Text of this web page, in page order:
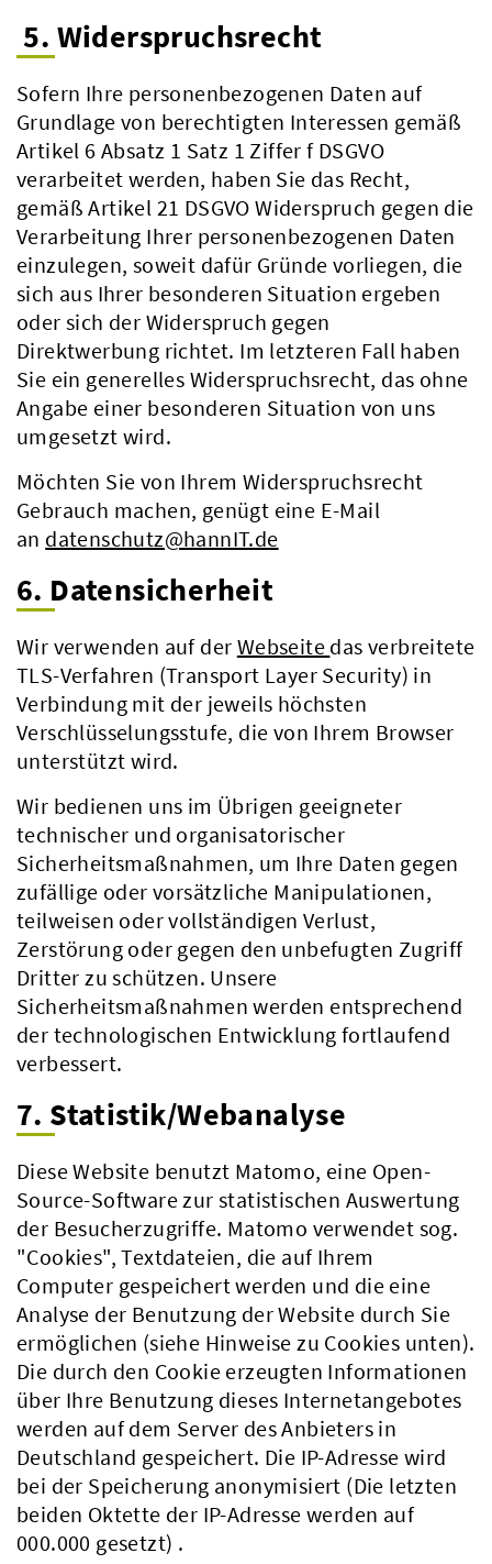
5. Widerspruchsrecht
Sofern Ihre personenbezogenen Daten auf
Grundlage von berechtigten Interessen gemäß
Artikel 6 Absatz 1 Satz 1 Ziffer f DSGVO
verarbeitet werden, haben Sie das Recht,
gemäß Artikel 21 DSGVO Widerspruch gegen die
Verarbeitung Ihrer personenbezogenen Daten
einzulegen, soweit dafür Gründe vorliegen, die
sich aus Ihrer besonderen Situation ergeben
oder sich der Widerspruch gegen
Direktwerbung richtet. Im letzteren Fall haben
Sie ein generelles Widerspruchsrecht, das ohne
Angabe einer besonderen Situation von uns
umgesetzt wird.
Möchten Sie von Ihrem Widerspruchsrecht
Gebrauch machen, genügt eine E-Mail
an datenschutz@hannIT.de
6. Datensicherheit
Wir verwenden auf der Webseite das verbreitete
TLS-Verfahren (Transport Layer Security) in
Verbindung mit der jeweils höchsten
Verschlüsselungsstufe, die von Ihrem Browser
unterstützt wird.
Wir bedienen uns im Übrigen geeigneter
technischer und organisatorischer
Sicherheitsmaßnahmen, um Ihre Daten gegen
zufällige oder vorsätzliche Manipulationen,
teilweisen oder vollständigen Verlust,
Zerstörung oder gegen den unbefugten Zugriff
Dritter zu schützen. Unsere
Sicherheitsmaßnahmen werden entsprechend
der technologischen Entwicklung fortlaufend
verbessert.
7. Statistik/Webanalyse
Diese Website benutzt Matomo, eine Open-
Source-Software zur statistischen Auswertung
der Besucherzugriffe. Matomo verwendet sog.
"Cookies", Textdateien, die auf Ihrem
Computer gespeichert werden und die eine
Analyse der Benutzung der Website durch Sie
ermöglichen (siehe Hinweise zu Cookies unten).
Die durch den Cookie erzeugten Informationen
über Ihre Benutzung dieses Internetangebotes
werden auf dem Server des Anbieters in
Deutschland gespeichert. Die IP-Adresse wird
bei der Speicherung anonymisiert (Die letzten
beiden Oktette der IP-Adresse werden auf
000.000 gesetzt) .